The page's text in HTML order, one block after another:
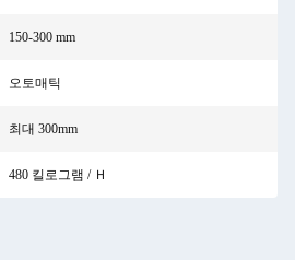
150-300 mm
오토매틱
최대 300mm
480 킬로그램 / Ｈ